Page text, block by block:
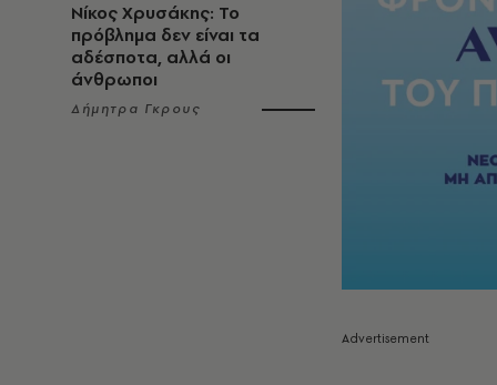
Νίκος Χρυσάκης: Το
πρόβλημα δεν είναι τα
αδέσποτα, αλλά οι
άνθρωποι
Δήμητρα Γκρους